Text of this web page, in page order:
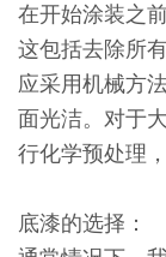
在开始涂装之
这包括去除所
应采用机械方
面光洁。对于
行化学预处理
底漆的选择：